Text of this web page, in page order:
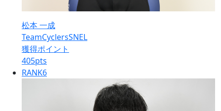
松本 一成
TeamCyclersSNEL
獲得ポイント
405pts
RANK6